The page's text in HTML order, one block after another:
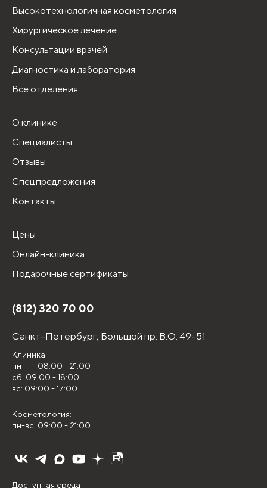
Высокотехнологичная косметология
Хирургическое лечение
Консультации врачей
Диагностика и лаборатория
Все отделения
О клинике
Специалисты
Отзывы
Спецпредложения
Контакты
Цены
Онлайн-клиника
Подарочные сертификаты
(812) 320 70 00
Санкт-Петербург, Большой пр. В.О. 49-51
Клиника:
пн-пт: 08:00 - 21:00
сб: 09:00 - 18:00
вс: 09:00 - 17:00
Косметология:
пн-вс: 09:00 - 21:00
Доступная среда